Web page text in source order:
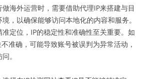
海外运营时，需要借助代理IP来搭建与目
，以确保能够访问本地化的内容和服务。
定位，IP的稳定性和准确性至关重要。如
准确，可能导致账号被误判为异常活动，
。